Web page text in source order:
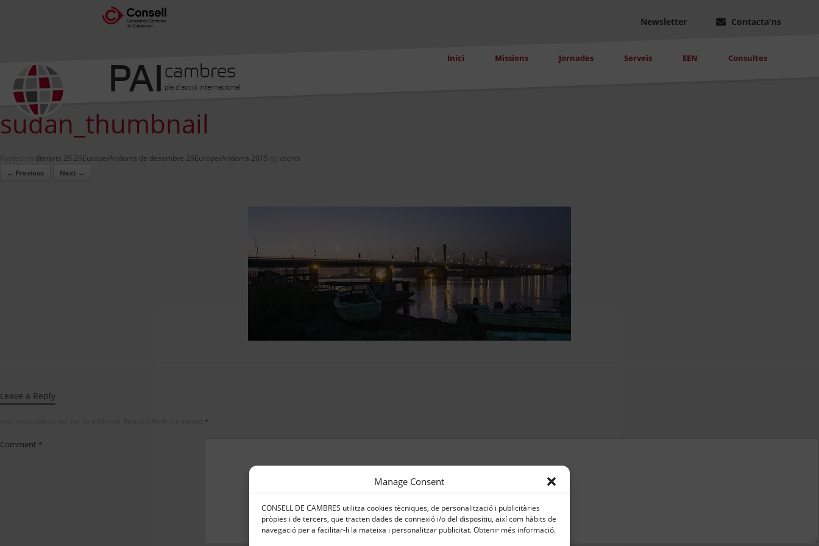
Manage Consent
CONSELL DE CAMBRES utilitza cookies tècniques, de personalització i publicitàries
pròpies i de tercers, que tracten dades de connexió i/o del dispositiu, així com hàbits de
navegació per a facilitar-li la mateixa i personalitzar publicitat. Obtenir més informació.
Newsletter Contacta'ns
Inici Missions Jornades Serveis EEN Consultes
PAIcambres
pla d'acció internacional
sudan_thumbnail
Posted on dimarts 29 29Europe/Andorra de desembre 29Europe/Andorra 2015 by cocinb
← Previous
Next →
Leave a Reply
*
Comment *